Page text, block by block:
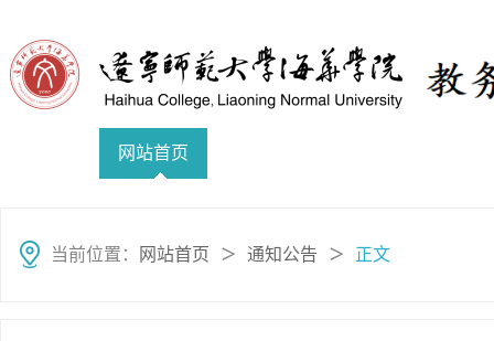
网站首页
当前位置： 网站首页 ＞ 通知公告 ＞ 正文